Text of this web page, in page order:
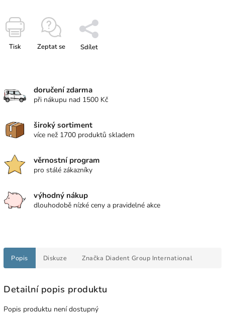
Tisk Zeptat se Sdílet
doručení zdarma
při nákupu nad 1500 Kč
široký sortiment
více než 1700 produktů skladem
věrnostní program
pro stálé zákazníky
výhodný nákup
dlouhodobě nízké ceny a pravidelné akce
Popis Diskuze Značka Diadent Group International
Detailní popis produktu
Popis produktu není dostupný